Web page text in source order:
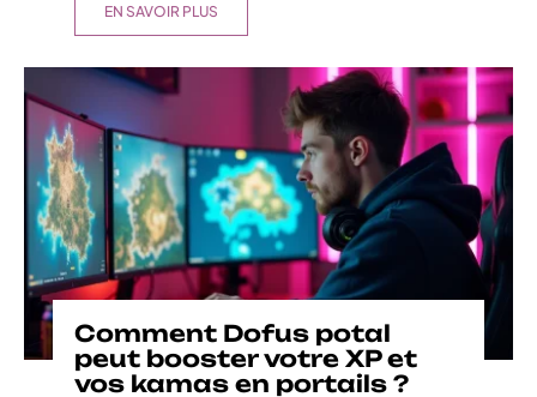
EN SAVOIR PLUS
Comment Dofus potal
peut booster votre XP et
vos kamas en portails ?